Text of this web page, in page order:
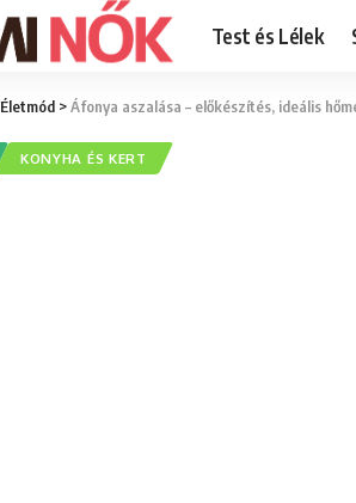
Test és Lélek
Életmód >Áfonya aszalása – előkészítés, ideális
KONYHA ÉS KERT